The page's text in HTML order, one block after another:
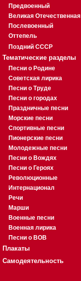
Предвоенный
Великая Отечественная
Послевоенный
Оттепель
Поздний СССР
Тематические разделы
Песни о Родине
Советская лирика
Песни о Труде
Песни о городах
Праздничные песни
Морские песни
Спортивные песни
Пионерские песни
Молодежные песни
Песни о Вождях
Песни о Героях
Революционные
Интернационал
Речи
Марши
Военные песни
Военная лирика
Песни о ВОВ
Плакаты
Самодеятельность